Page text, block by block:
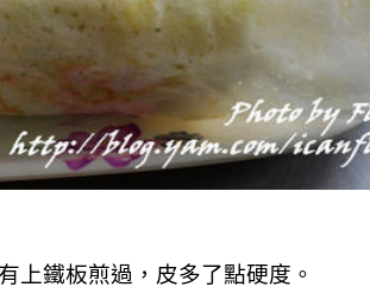
上鐵板煎過，皮多了點硬度。